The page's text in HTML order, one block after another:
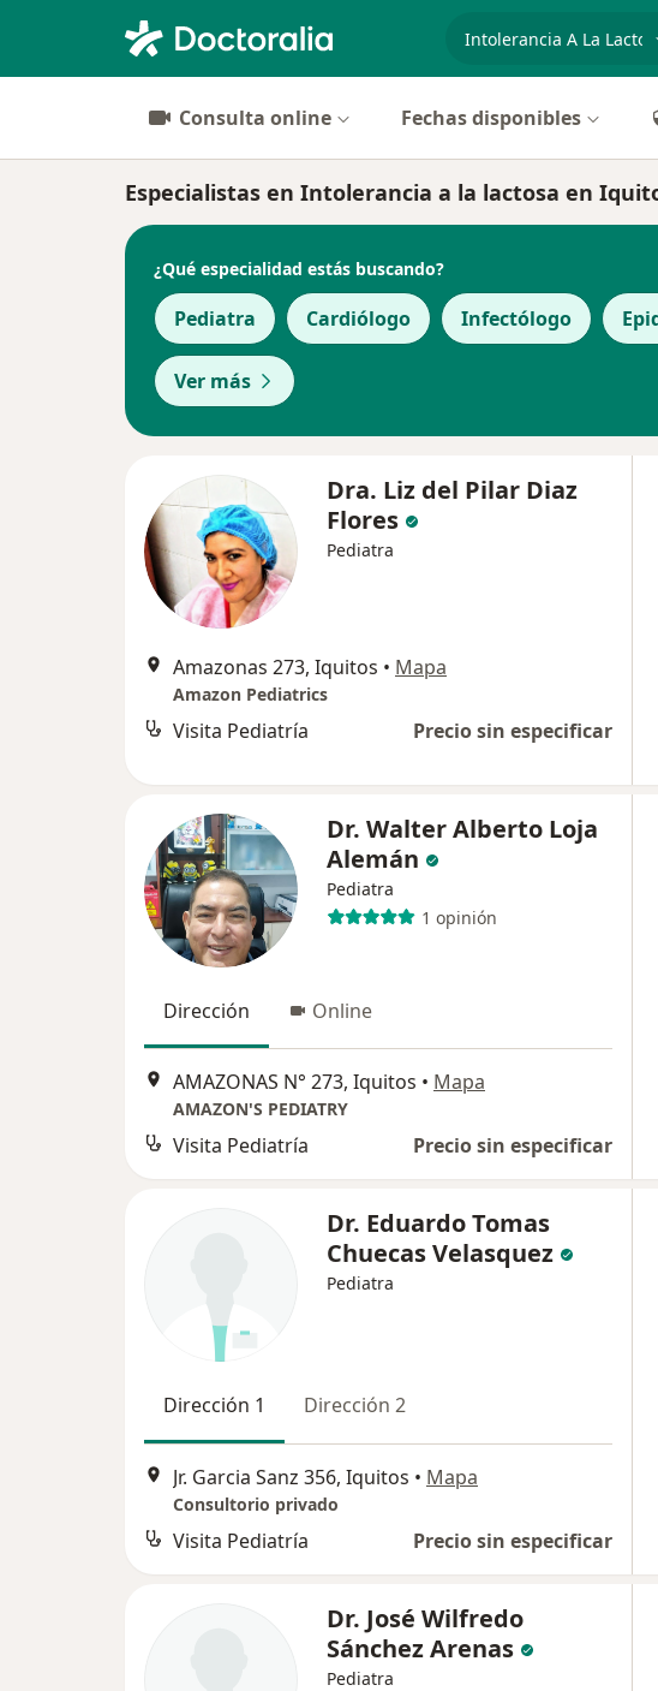
Consulta online Fechas disponibles
Especialistas en Intolerancia a la lactosa en
¿Qué especialidad estás buscando?
Pediatra Cardiólogo Infectólogo
Ver más
Dra. Liz del Pilar Diaz
Flores
Pediatra
Amazonas 273, Iquitos • Mapa
Amazon Pediatrics
Visita Pediatría Precio sin especificar
Dr. Walter Alberto Loja
Alemán
Pediatra
1 opinión
Dirección Online
AMAZONAS N° 273, Iquitos • Mapa
AMAZON'S PEDIATRY
Visita Pediatría Precio sin especificar
Dr. Eduardo Tomas
Chuecas Velasquez
Pediatra
Dirección 1 Dirección 2
Jr. Garcia Sanz 356, Iquitos • Mapa
Consultorio privado
Visita Pediatría Precio sin especificar
Dr. José Wilfredo
Sánchez Arenas
Pediatra